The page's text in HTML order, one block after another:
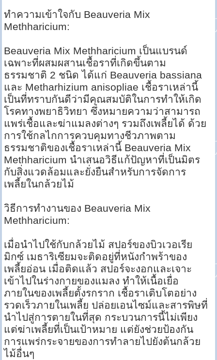
ทำความเข้าใจกับ Beauveria Mix
Methharicium:
Beauveria Mix Methharicium เป็นแบรนด์
เฉพาะที่ผสมผสานเชื้อราที่เกิดขึ้นตาม
ธรรมชาติ 2 ชนิด ได้แก่ Beauveria bassiana
และ Metharhizium anisopliae เชื้อราเหล่านี้
เป็นที่ทราบกันดีว่ามีคุณสมบัติในการทำให้เกิด
โรคทางพยาธิวิทยา ซึ่งหมายความว่าสามารถ
แพร่เชื้อและฆ่าแมลงต่างๆ รวมถึงเพลี้ยได้ ด้วย
การใช้กลไกการควบคุมทางชีวภาพตาม
ธรรมชาติของเชื้อราเหล่านี้ Beauveria Mix
Methharicium นำเสนอวิธีแก้ปัญหาที่เป็นมิตร
กับสิ่งแวดล้อมและยั่งยืนสำหรับการจัดการ
เพลี้ยในกล้วยไม้
วิธีการทำงานของ Beauveria Mix
Methharicium:
เมื่อนำไปใช้กับกล้วยไม้ สปอร์ของบิวเวอเรีย
มิกซ์ เมธาริเซียมจะติดอยู่ที่หนังกำพร้าของ
เพลี้ยอ่อน เมื่อติดแล้ว สปอร์จะงอกและเจาะ
เข้าไปในร่างกายของแมลง ทำให้เนื้อเยื่อ
ภายในของเพลี้ยตั้งรกราก เชื้อราเติบโตอย่าง
รวดเร็วภายในเพลี้ย ปล่อยเอนไซม์และสารพิษที่
นำไปสู่การตายในที่สุด กระบวนการนี้ไม่เพียง
แต่ฆ่าเพลี้ยที่เป็นเป้าหมาย แต่ยังช่วยป้องกัน
การแพร่กระจายของการทำลายไปยังต้นกล้วย
ไม้อื่นๆ